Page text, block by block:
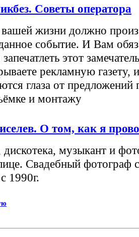
Советы оператора
жизни должно
событие. И Вам
запечатлеть этот
рекламную газету,
глаза от предложений
и монтажу
О том, как я
дискотека, музыкант и
Свадебный фотограф
1990г.